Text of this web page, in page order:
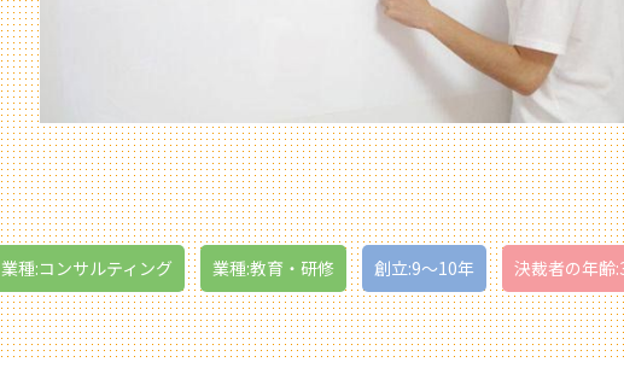
業種:コンサルティング 業種:教育・研修 創立:9〜10年 決裁者の年齢